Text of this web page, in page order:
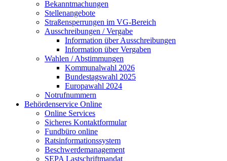
Bekanntmachungen
Stellenangebote
Straßensperrungen im VG-Bereich
Ausschreibungen / Vergabe
Information über Ausschreibungen
Information über Vergaben
Wahlen / Abstimmungen
Kommunalwahl 2026
Bundestagswahl 2025
Europawahl 2024
Notrufnummern
Behördenservice Online
Online Services
Sicheres Kontaktformular
Fundbüro online
Ratsinformationssystem
Beschwerdemanagement
SEPA Lastschriftmandat